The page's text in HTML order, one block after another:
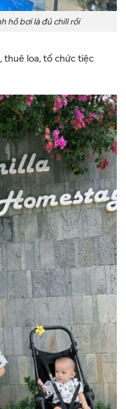
hồ bơi là đủ chill rồi
thuê loa, tổ chức tiệc